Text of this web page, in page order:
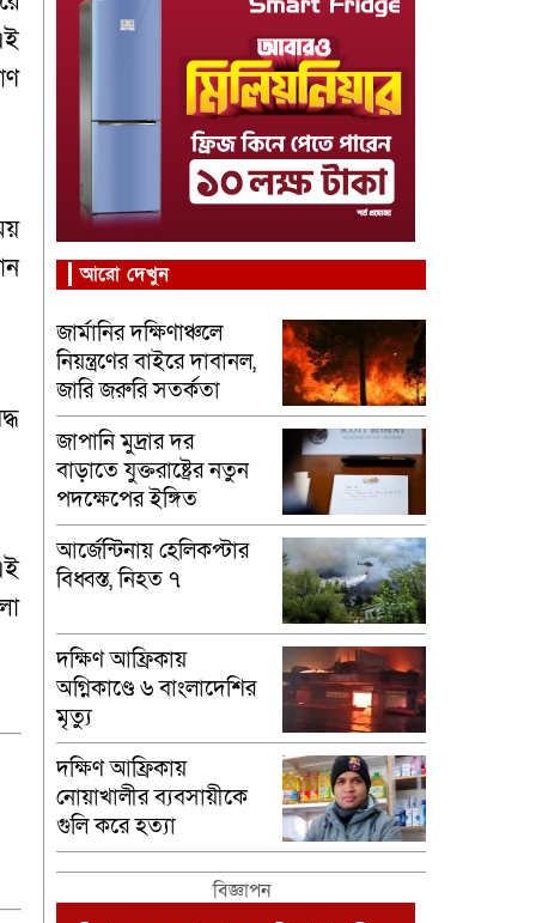
আরো দেখুন
জার্মানির দক্ষিণাঞ্চলে
নিয়ন্ত্রণের বাইরে দাবানল,
জারি জরুরি সতর্কতা
জাপানি মুদ্রার দর
বাড়াতে যুক্তরাষ্ট্রের নতুন
পদক্ষেপের ইঙ্গিত
আর্জেন্টিনায় হেলিকপ্টার
বিধ্বস্ত, নিহত ৭
দক্ষিণ আফ্রিকায়
অগ্নিকাণ্ডে ৬ বাংলাদেশির
মৃত্যু
দক্ষিণ আফ্রিকায়
নোয়াখালীর ব্যবসায়ীকে
গুলি করে হত্যা
বিজ্ঞাপন